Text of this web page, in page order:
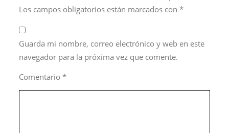
Los campos obligatorios están marcados con*
Guarda mi nombre, correo electrónico y web en este
navegador para la próxima vez que comente.
Comentario*